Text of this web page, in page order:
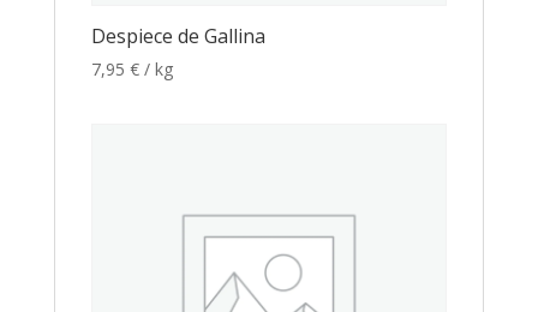
Despiece de Gallina
7,95 € / kg